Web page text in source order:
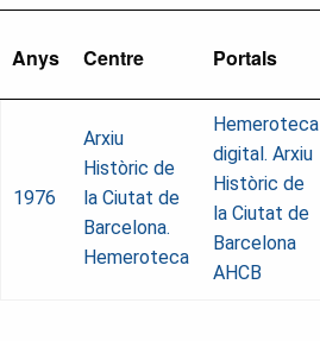
Anys Centre Portals
1976
Arxiu
Històric de
la Ciutat de
Barcelona.
Hemeroteca
Hemeroteca
digital. Arxiu
Històric de
la Ciutat de
Barcelona
AHCB